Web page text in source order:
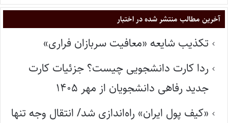
آخرین مطالب منتشر شده در اختبار
تکذیب شایعه «معافیت سربازان فراری»
ردا کارت دانشجویی چیست؟ جزئیات کارت
جدید رفاهی دانشجویان از مهر ۱۴۰۵
«کیف پول ایران» راه‌اندازی شد/ انتقال وجه تنها